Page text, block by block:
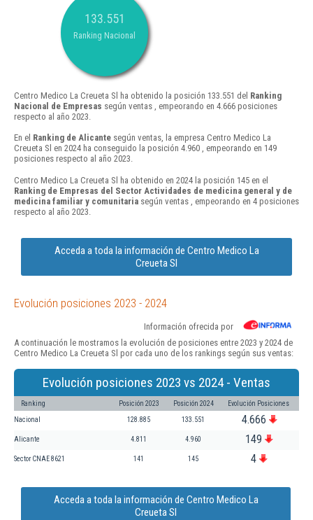
133.551
Ranking Nacional
Centro Medico La Creueta Sl ha obtenido la posición 133.551 del Ranking
Nacional de Empresas según ventas , empeorando en 4.666 posiciones
respecto al año 2023.
En el Ranking de Alicante según ventas, la empresa Centro Medico La
Creueta Sl en 2024 ha conseguido la posición 4.960 , empeorando en 149
posiciones respecto al año 2023.
Centro Medico La Creueta Sl ha obtenido en 2024 la posición 145 en el
Ranking de Empresas del Sector Actividades de medicina general y de
medicina familiar y comunitaria según ventas , empeorando en 4 posiciones
respecto al año 2023.
Acceda a toda la información de Centro Medico La
Creueta Sl
Evolución posiciones 2023 - 2024
Información ofrecida por
A continuación le mostramos la evolución de posiciones entre 2023 y 2024 de
Centro Medico La Creueta Sl por cada uno de los rankings según sus ventas:
Evolución posiciones 2023 vs 2024 - Ventas
Ranking Posición 2023 Posición 2024 Evolución Posiciones
Nacional 128.885 133.551 4.666
Alicante 4.811 4.960 149
Sector CNAE 8621 141 145 4
Acceda a toda la información de Centro Medico La
Creueta Sl